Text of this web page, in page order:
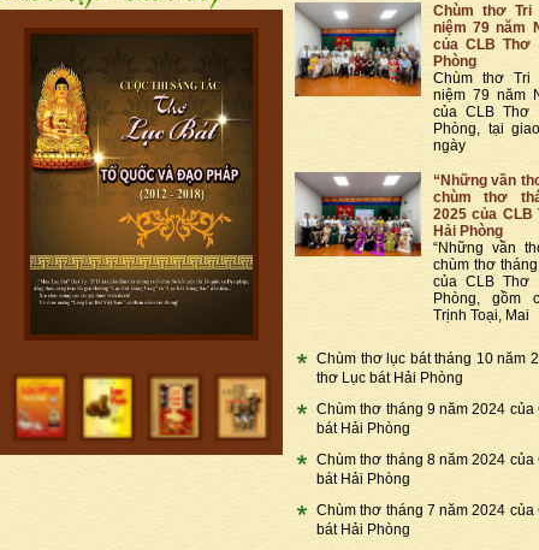
Chùm thơ Tri
niệm 79 năm
của CLB Thơ
Phòng
Chùm thơ Tri
niệm 79 năm
của CLB Thơ
Phòng, tại
ngày
“Những vần
chùm thơ
2025 của CLB
Hải Phòng
“Những vần
chùm thơ
của CLB Thơ
Phòng, gồm
Trịnh Toại, Mai
Chùm thơ lục bát tháng 10 năm
thơ Lục bát Hải Phòng
Chùm thơ tháng 9 năm 2024 của
bát Hải Phòng
Chùm thơ tháng 8 năm 2024 của
bát Hải Phòng
Chùm thơ tháng 7 năm 2024 của
bát Hải Phòng